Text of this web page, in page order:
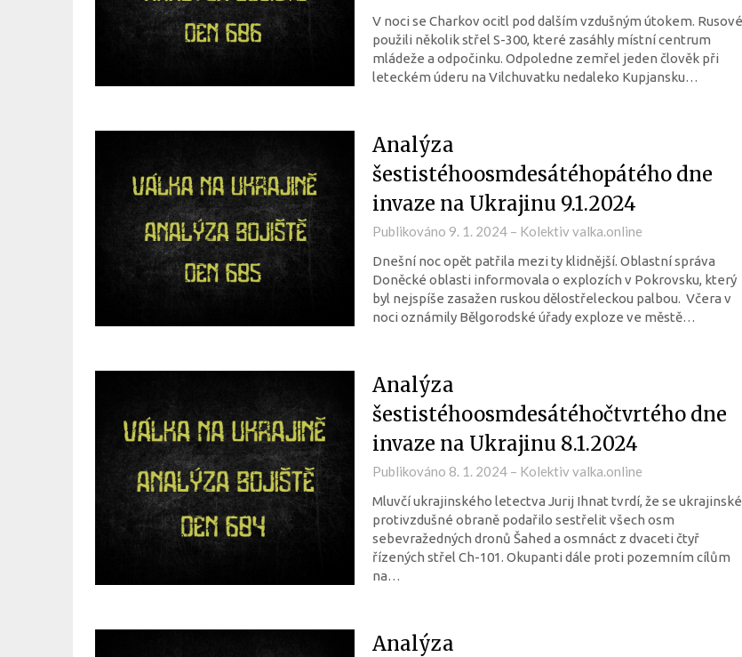
V noci se Charkov ocitl pod dalším vzdušným útokem. Rusové
použili několik střel S-300, které zasáhly místní centrum
mládeže a odpočinku. Odpoledne zemřel jeden člověk při
leteckém úderu na Vilchuvatku nedaleko Kupjansku…
Analýza
šestistéhoosmdesátéhopátého dne
invaze na Ukrajinu 9.1.2024
Publikováno 9. 1. 2024– Kolektiv valka.online
Dnešní noc opět patřila mezi ty klidnější. Oblastní správa
Doněcké oblasti informovala o explozích v Pokrovsku, který
byl nejspíše zasažen ruskou dělostřeleckou palbou. Včera v
noci oznámily Bělgorodské úřady exploze ve městě…
Analýza
šestistéhoosmdesátéhočtvrtého dne
invaze na Ukrajinu 8.1.2024
Publikováno 8. 1. 2024– Kolektiv valka.online
Mluvčí ukrajinského letectva Jurij Ihnat tvrdí, že se ukrajinské
protivzdušné obraně podařilo sestřelit všech osm
sebevražedných dronů Šahed a osmnáct z dvaceti čtyř
řízených střel Ch-101. Okupanti dále proti pozemním cílům
na…
Analýza